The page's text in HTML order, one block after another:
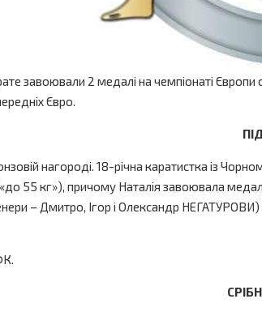
завоювали 2 медалі на чемпіонаті Європи
Євро.
нагороді. 18-річна каратистка із
55 кг»), причому Наталія завоювала
– Дмитро, Ігор і Олександр